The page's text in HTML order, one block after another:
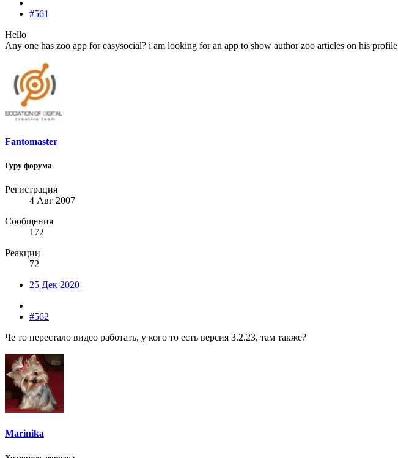
#561
Hello
Any one has zoo app for easysocial? i am looking for an app to show author zoo articles on his profile
Fantomaster
Гуру форума
Регистрация
4 Авг 2007
Сообщения
172
Реакции
72
25 Дек 2020
#562
Че то перестало видео работать, у кого то есть версия 3.2.23, там также?
Marinika